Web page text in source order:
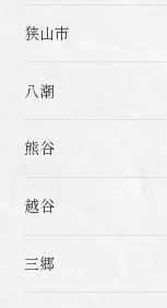
狭山市
八潮
熊谷
越谷
三郷